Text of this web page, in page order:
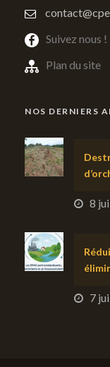
Suivez nous !
Plan du site
NOS DERNIERS
8
7